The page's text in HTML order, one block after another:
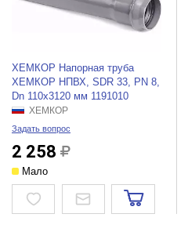
ХЕМКОР Напорная труба
ХЕМКОР НПВХ, SDR 33, PN 8,
Dn 110x3120 мм 1191010
ХЕМКОР
Задать вопрос
2 258
Мало